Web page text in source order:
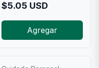
$5.05 USD
Agregar